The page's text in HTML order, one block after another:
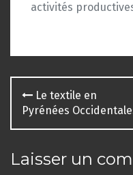
activités
Navigation
des
articles
Le textile en
Pyrénées
Laisser un